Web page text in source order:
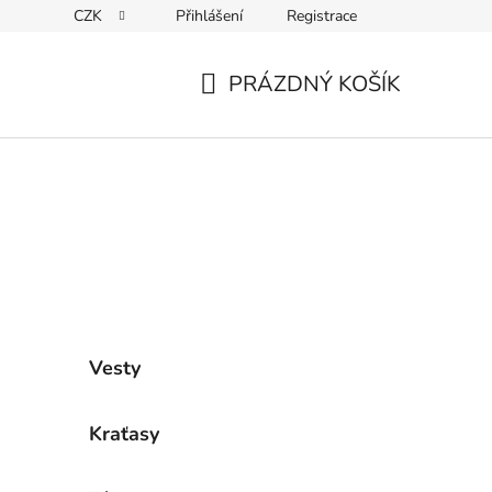
ochrany osobních údajů
CZK Přihlášení Registrace
PRÁZDNÝ KOŠÍK
Vesty
Kraťasy